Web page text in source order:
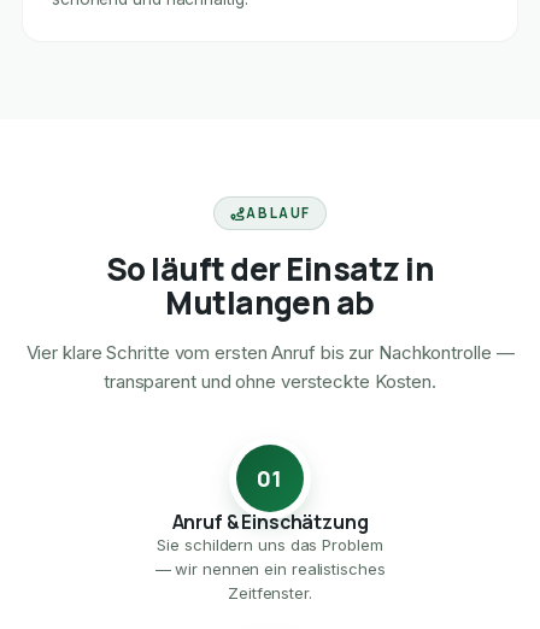
ABLAUF
So läuft der Einsatz in
Mutlangen ab
Vier klare Schritte vom ersten Anruf bis zur Nachkontrolle —
transparent und ohne versteckte Kosten.
01
Anruf & Einschätzung
Sie schildern uns das Problem
— wir nennen ein realistisches
Zeitfenster.